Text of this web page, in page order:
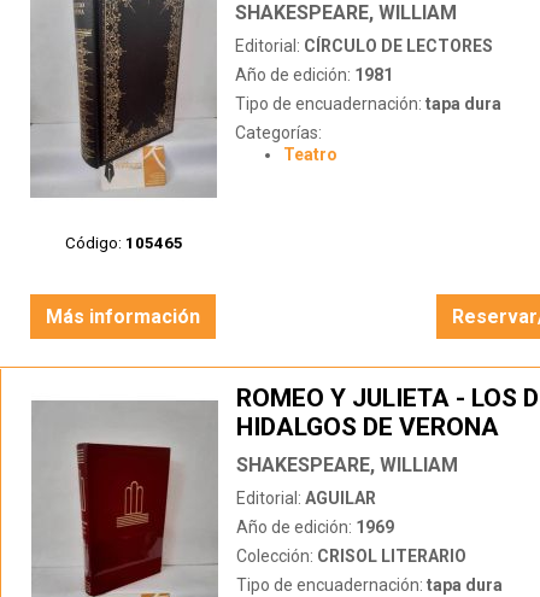
Código: 105465
SHAKESPEARE, WILLIAM
Editorial: CÍRCULO DE LECTORES
Año de edición: 1981
Tipo de encuadernación: tapa dura
Categorías:
Teatro
Más información
ROMEO Y JULIETA - LOS
HIDALGOS DE VERONA
SHAKESPEARE, WILLIAM
Editorial: AGUILAR
Año de edición: 1969
Colección: CRISOL LITERARIO
Tipo de encuadernación: tapa dura